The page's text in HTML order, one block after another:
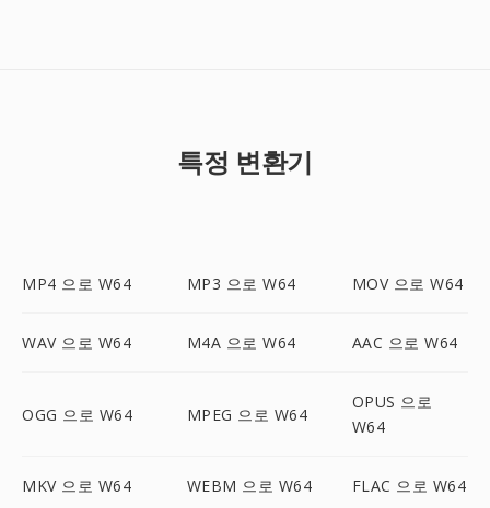
특정 변환기
MP4 으로 W64 MP3 으로 W64 MOV 으로 W64
WAV 으로 W64 M4A 으로 W64 AAC 으로 W64
OGG 으로 W64 MPEG 으로 W64
OPUS 으로
W64
MKV 으로 W64 WEBM 으로 W64 FLAC 으로 W64